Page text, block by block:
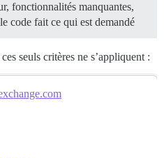
fonctionnalités manquantes,
code fait ce qui est demandé
seuls critères ne s’appliquent :